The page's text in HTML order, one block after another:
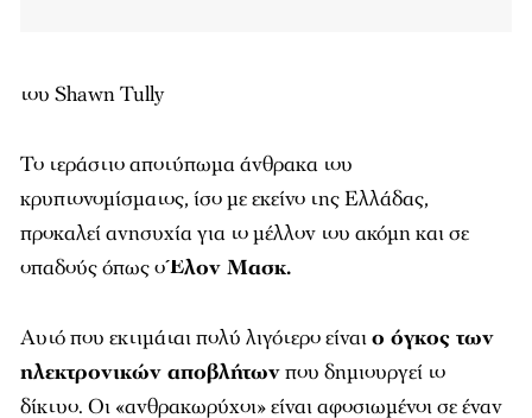
του Shawn Tully
Το τεράστιο αποτύπωμα άνθρακα του
κρυπτονομίσματος, ίσο με εκείνο της Ελλάδας,
προκαλεί ανησυχία για το μέλλον του ακόμη και σε
οπαδούς όπως οΈλον Μασκ.
Αυτό που εκτιμάται πολύ λιγότερο είναιο όγκος των
ηλεκτρονικών αποβλήτωνπου δημιουργεί το
δίκτυο. Οι «ανθρακωρύχοι» είναι αφοσιωμένοι σε έναν